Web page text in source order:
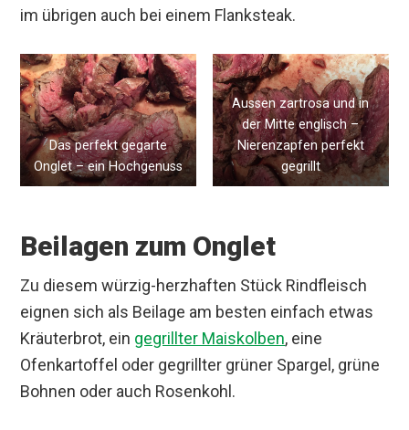
im übrigen auch bei einem Flanksteak.
Das perfekt gegarte
Onglet – ein Hochgenuss
Aussen zartrosa und in
der Mitte englisch –
Nierenzapfen perfekt
gegrillt
Beilagen zum Onglet
Zu diesem würzig-herzhaften Stück Rindfleisch
eignen sich als Beilage am besten einfach etwas
Kräuterbrot, ein gegrillter Maiskolben, eine
Ofenkartoffel oder gegrillter grüner Spargel, grüne
Bohnen oder auch Rosenkohl.